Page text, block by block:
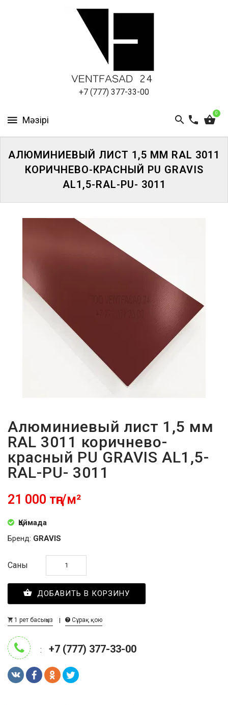
+7 (777) 377-33-00
0
ПАНЕЛИ
АЛЮМИНИЕВЫЙ ЛИСТ 1,5 ММ RAL 3011
КОРИЧНЕВО-КРАСНЫЙ PU GRAVIS
AL1,5-RAL-PU- 3011
Алюминиевый лист 1,5 мм
RAL 3011 коричнево-
красный PU GRAVIS AL1,5-
RAL-PU- 3011
21 000 тңг/м²
Қоймада
Бренд: GRAVIS
Саны
ДОБАВИТЬ В КОРЗИНУ
1 рет басыңыз Сұрақ қою
: +7 (777) 377-33-00